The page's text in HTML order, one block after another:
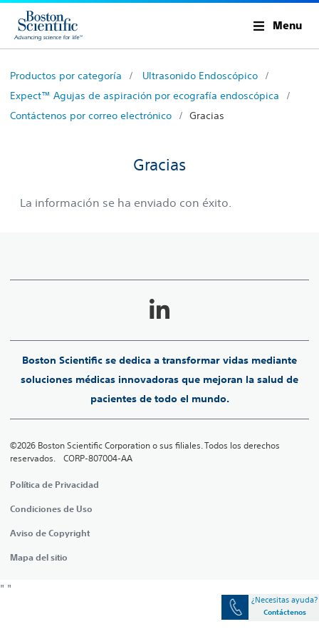
Menu
¿Necesita ayuda?
Contáctenos
Productos por categoría
Ultrasonido Endoscópico
Expect™ Agujas de aspiración por ecografía endoscópica
Contáctenos por correo electrónico
Gracias
Gracias
La información se ha enviado con éxito.
Boston Scientific se dedica a transformar vidas mediante
soluciones médicas innovadoras que mejoran la salud de
pacientes de todo el mundo.
©2026 Boston Scientific Corporation o sus filiales. Todos los derechos
reservados. CORP-807004-AA
Política de Privacidad
Condiciones de Uso
Aviso de Copyright
Mapa del sitio
" "
¿Necesitas ayuda?
Contáctenos